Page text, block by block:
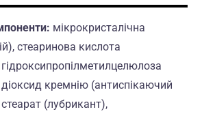
мiкрокристалiчна
стеаринова кислота
гідроксипропілметилцелюлоза
дiоксид кремнiю (антиспікаючий
(лубрикант),